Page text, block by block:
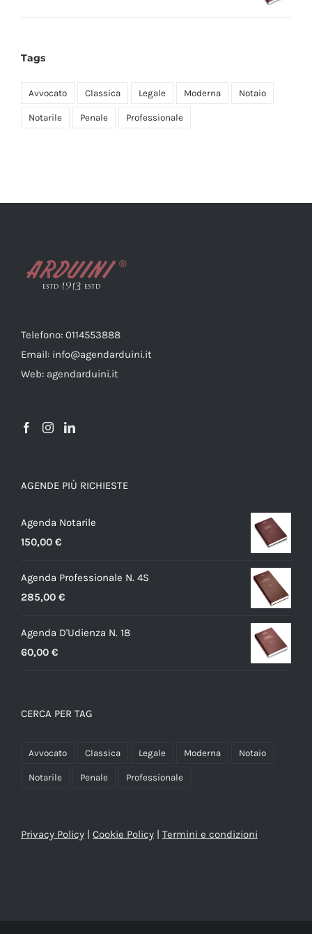
Tags
Avvocato Classica Legale Moderna Notaio
Notarile Penale Professionale
Telefono: 0114553888
Email: info@agendarduini.it
Web: agendarduini.it
AGENDE PIÙ RICHIESTE
Agenda Notarile
150,00 €
Agenda Professionale N. 4S
285,00 €
Agenda D'Udienza N. 18
60,00 €
CERCA PER TAG
Avvocato Classica Legale Moderna Notaio
Notarile Penale Professionale
Privacy Policy | Cookie Policy | Termini e condizioni